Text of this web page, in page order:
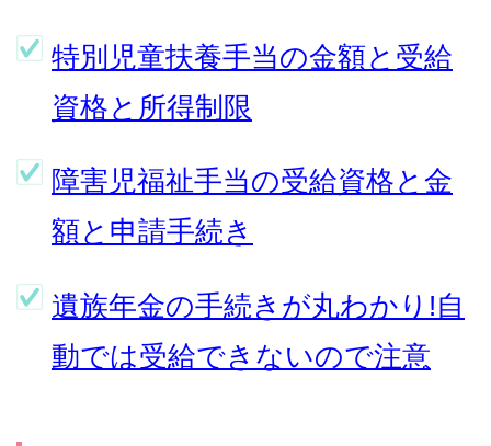
特別児童扶養手当の金額と受給
資格と所得制限
障害児福祉手当の受給資格と金
額と申請手続き
遺族年金の手続きが丸わかり!自
動では受給できないので注意